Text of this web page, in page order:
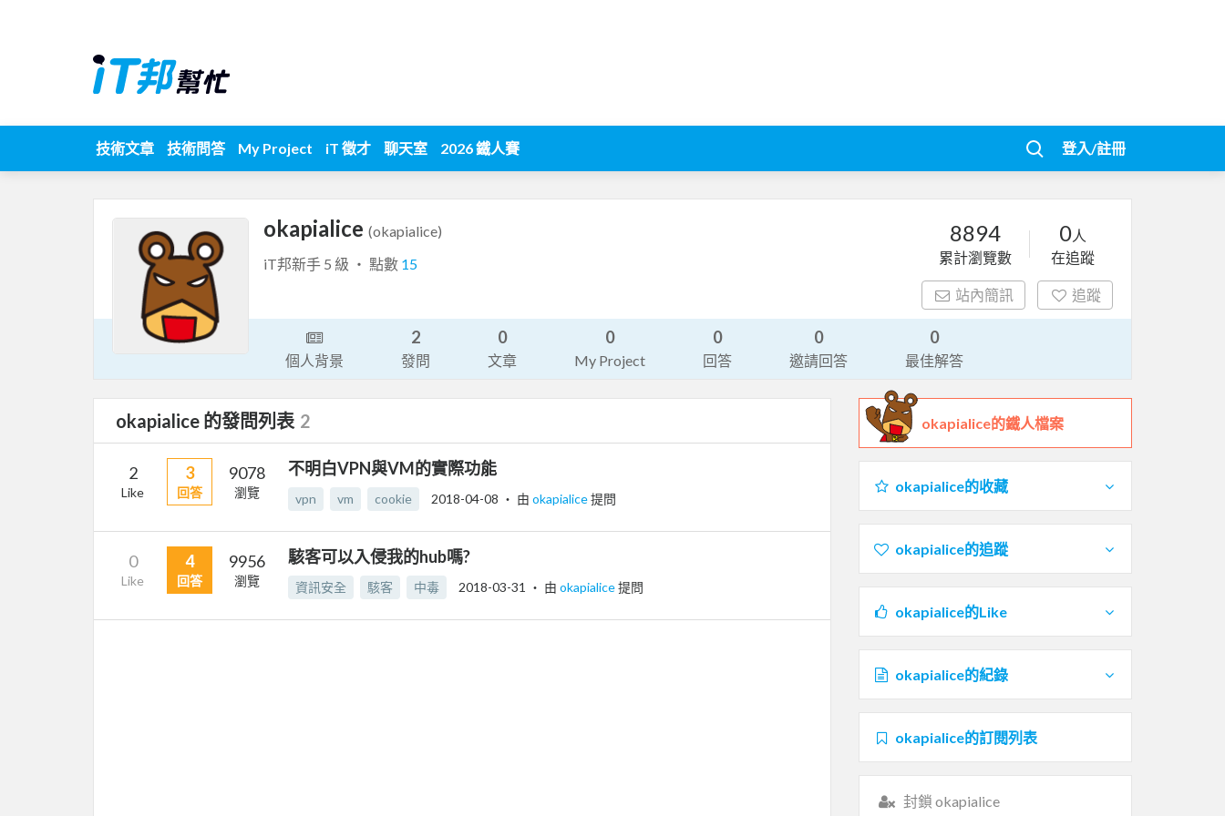
技術文章 技術問答 My Project iT 徵才 聊天室 2026 鐵人賽 登入/註冊
okapialice (okapialice)
iT邦新手 5 級 ‧ 點數 15
8894
累計瀏覽數
0人
在追蹤
站內簡訊 追蹤
個人背景
2
發問
0
文章
0
My Project
0
回答
0
邀請回答
0
最佳解答
okapialice 的發問列表 2
2
Like
3
回答
9078
瀏覽
不明白VPN與VM的實際功能
vpn vm cookie 2018-04-08 ‧ 由 okapialice提問
0
Like
4
回答
9956
瀏覽
駭客可以入侵我的hub嗎?
資訊安全 駭客 中毒 2018-03-31 ‧ 由 okapialice提問
okapialice的鐵人檔案
okapialice的收藏
okapialice的追蹤
okapialice的Like
okapialice的紀錄
okapialice的訂閱列表
封鎖 okapialice